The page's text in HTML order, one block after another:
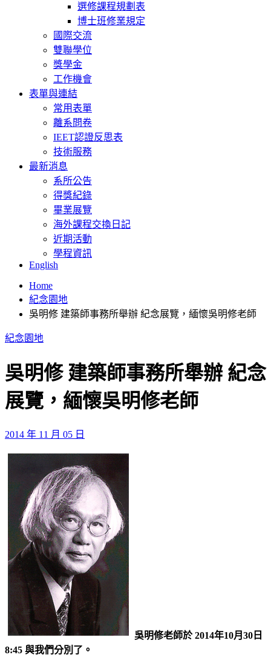
選修課程規劃表
博士班修業規定
國際交流
雙聯學位
獎學金
工作機會
表單與連結
常用表單
離系問卷
IEET認證反思表
技術服務
最新消息
系所公告
得獎紀錄
畢業展覽
海外課程交換日記
近期活動
學程資訊
English
Home
紀念園地
吳明修 建築師事務所舉辦 紀念展覽，緬懷吳明修老師
紀念園地
吳明修 建築師事務所舉辦 紀念
展覽，緬懷吳明修老師
2014 年 11 月 05 日
吳明修老師於 2014年10月30日
8:45 與我們分別了。